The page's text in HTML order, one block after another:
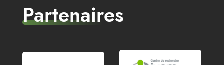
Partenaires